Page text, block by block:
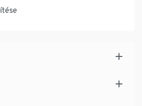
elősegítik a fenntartható